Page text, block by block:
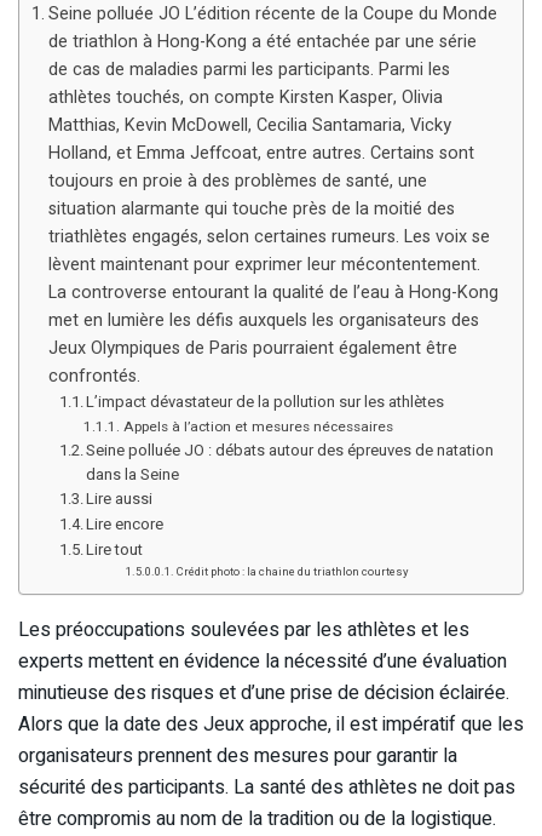
Seine polluée JO L’édition récente de la Coupe du Monde
de triathlon à Hong-Kong a été entachée par une série
de cas de maladies parmi les participants. Parmi les
athlètes touchés, on compte Kirsten Kasper, Olivia
Matthias, Kevin McDowell, Cecilia Santamaria, Vicky
Holland, et Emma Jeffcoat, entre autres. Certains sont
toujours en proie à des problèmes de santé, une
situation alarmante qui touche près de la moitié des
triathlètes engagés, selon certaines rumeurs. Les voix se
lèvent maintenant pour exprimer leur mécontentement.
La controverse entourant la qualité de l’eau à Hong-Kong
met en lumière les défis auxquels les organisateurs des
Jeux Olympiques de Paris pourraient également être
confrontés.
L’impact dévastateur de la pollution sur les athlètes
Appels à l’action et mesures nécessaires
Seine polluée JO : débats autour des épreuves de natation
dans la Seine
Lire aussi
Lire encore
Lire tout
Crédit photo : la chaine du triathlon courtesy
Les préoccupations soulevées par les athlètes et les
experts mettent en évidence la nécessité d’une évaluation
minutieuse des risques et d’une prise de décision éclairée.
Alors que la date des Jeux approche, il est impératif que les
organisateurs prennent des mesures pour garantir la
sécurité des participants. La santé des athlètes ne doit pas
être compromis au nom de la tradition ou de la logistique.